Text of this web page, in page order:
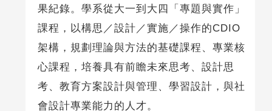
果紀錄。學系從大一到大四「專題與實作」
課程，以構思／設計／實施／操作的CDIO
架構，規劃理論與方法的基礎課程、專業核
心課程，培養具有前瞻未來思考、設計思
考、教育方案設計與管理、學習設計，與社
會設計專業能力的人才。